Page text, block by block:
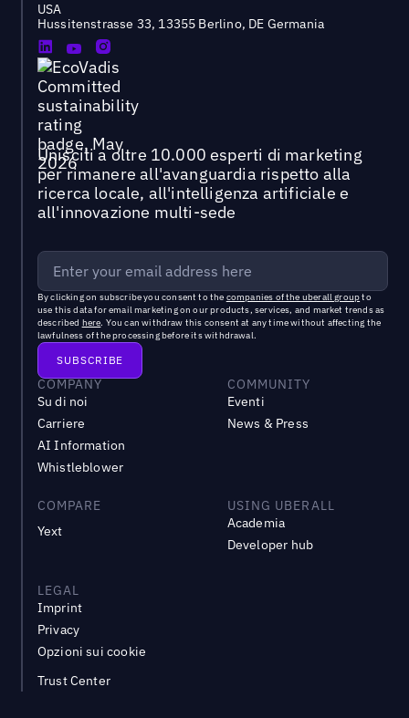
USA
Hussitenstrasse 33, 13355 Berlino, DE Germania
Unisciti a oltre 10.000 esperti di marketing
per rimanere all'avanguardia rispetto alla
ricerca locale, all'intelligenza artificiale e
all'innovazione multi-sede
By clicking on subscribe you consent to the companies of the uberall groupto
use this data for email marketing on our products, services, and market trends as
described here. You can withdraw this consent at any time without affecting the
lawfulness of the processing before its withdrawal.
COMPANY
Su di noi
Carriere
AI Information
Whistleblower
COMMUNITY
Eventi
News & Press
COMPARE
Yext
USING UBERALL
Academia
Developer hub
LEGAL
Imprint
Privacy
Opzioni sui cookie
Trust Center